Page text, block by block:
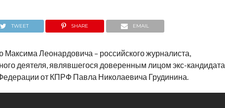
TWEET SHARE EMAIL
Леонардовича – российского журналиста,
деятеля, являвшегося доверенным лицом экс-кандидата
от КПРФ Павла Николаевича Грудинина.